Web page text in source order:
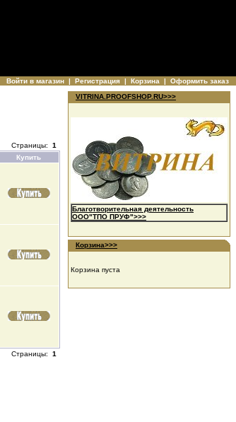
Войти в магазин | Регистрация | Корзина | Оформить заказ
Страницы: 1
Купить
Страницы: 1
VITRINA.PROOFSHOP.RU>>>
Благотворительная деятельность
ООО"ТПО ПРУФ">>>
Корзина>>>
Корзина пуста